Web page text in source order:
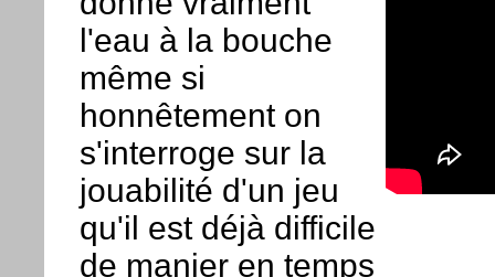
l'eau à la bouche
même si
honnêtement on
s'interroge sur la
jouabilité d'un jeu
qu'il est déjà difficile
de manier en temps